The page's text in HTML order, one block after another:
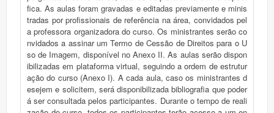
fica. As aulas foram gravadas e editadas previamente e minis
tradas por profissionais de referência na área, convidados pel
a professora organizadora do curso. Os ministrantes serão co
nvidados a assinar um Termo de Cessão de Direitos para o U
so de Imagem, disponível no Anexo II. As aulas serão dispon
ibilizadas em plataforma virtual, seguindo a ordem de estrutur
ação do curso (Anexo I). A cada aula, caso os ministrantes d
esejem e solicitem, será disponibilizada bibliografia que poder
á ser consultada pelos participantes. Durante o tempo de reali